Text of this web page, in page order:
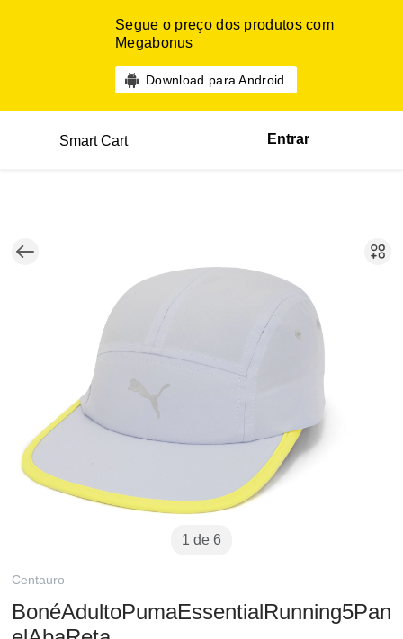
Segue o preço dos produtos com
Megabonus
Download para Android
Smart Cart Entrar
1 de 6
Centauro
BonéAdultoPumaEssentialRunning5Pan